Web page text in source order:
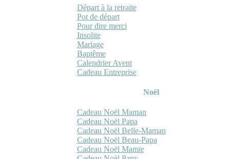
Départ à la retraite
Pot de départ
Pour dire merci
Insolite
Mariage
Baptême
Calendrier Avent
Cadeau Entreprise
Noël
Cadeau Noël Maman
Cadeau Noël Papa
Cadeau Noël Belle-Maman
Cadeau Noël Beau-Papa
Cadeau Noël Mamie